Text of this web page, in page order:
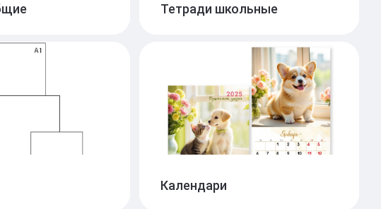
нот
сменным блоком
Тетради школьные
Тетради А5 20л-36л
Календари